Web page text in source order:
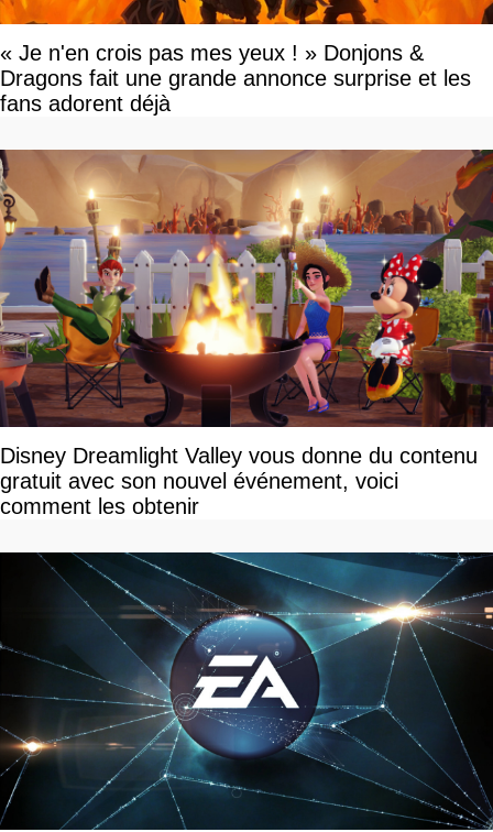
« Je n'en crois pas mes yeux ! » Donjons &
Dragons fait une grande annonce surprise et les
fans adorent déjà
Disney Dreamlight Valley vous donne du contenu
gratuit avec son nouvel événement, voici
comment les obtenir